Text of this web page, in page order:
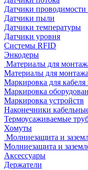
Датчики
Датчики пыли
Датчики температуры
Датчики уровня
Системы RFID
Энкодеры
Материалы для
Материалы для монтажа
Маркировка для
Маркировка
Маркировка устройств
Наконечники
Термоусаживаемые
Хомуты
Молниезащита и
Молниезащита и
Аксессуары
Держатели